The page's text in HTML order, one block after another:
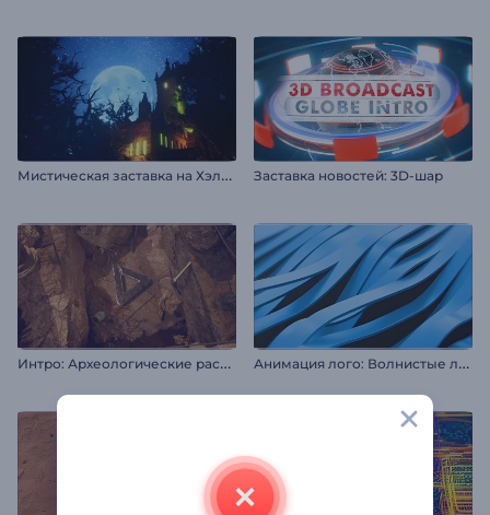
М
истическая заставка на Хэллоуин Заставка новостей: 3D-шар
И
нтро: Археологические раскопки А
нимация лого: Волнистые линии